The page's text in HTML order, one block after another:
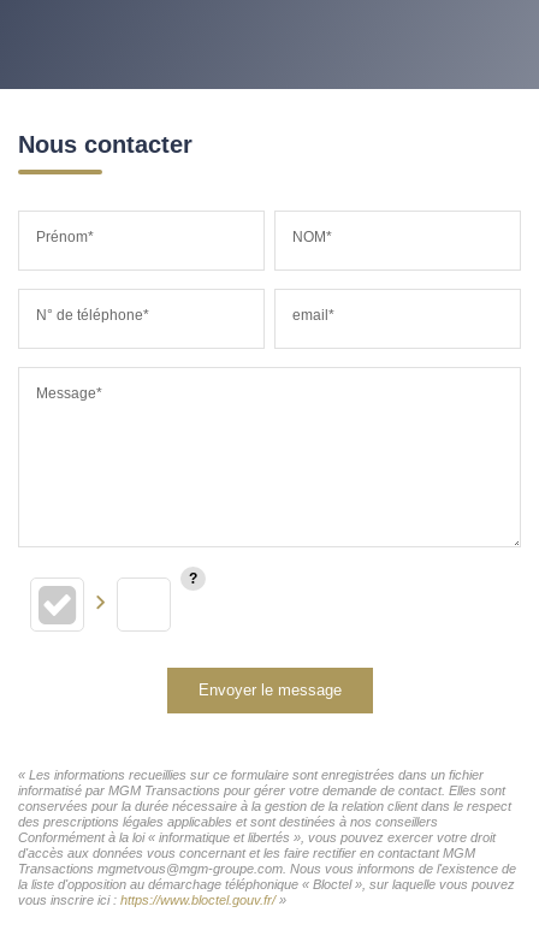
Nous contacter
Prénom* NOM*
N° de téléphone* email*
Message*
Envoyer le message
« Les informations recueillies sur ce formulaire sont enregistrées dans un fichier
informatisé par MGM Transactions pour gérer votre demande de contact. Elles sont
conservées pour la durée nécessaire à la gestion de la relation client dans le respect
des prescriptions légales applicables et sont destinées à nos conseillers
Conformément à la loi « informatique et libertés », vous pouvez exercer votre droit
d'accès aux données vous concernant et les faire rectifier en contactant MGM
Transactions mgmetvous@mgm-groupe.com. Nous vous informons de l'existence de
la liste d'opposition au démarchage téléphonique « Bloctel », sur laquelle vous pouvez
vous inscrire ici : https://www.bloctel.gouv.fr/»